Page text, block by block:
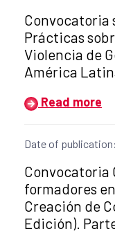
Title of the
Convocatoria
Prácticas
Violencia de
América
Read more
Date of
Title of the
Convocatoria
formadores
Creación de
Edición).